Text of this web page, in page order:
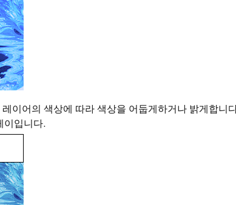
레이어의 색상에 따라 색상을 어둡게하거나 밝게합니
이입니다.